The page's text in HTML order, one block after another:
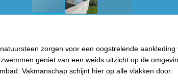
zorgen voor een oogstrelende
geniet van een weids uitzicht op de
Vakmanschap schijnt hier op alle vlakken door.